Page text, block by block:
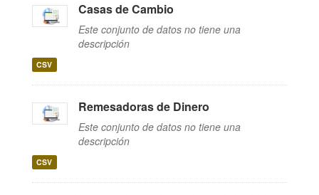
Casas de Cambio
Este conjunto de datos no tiene una
descripción
CSV
Remesadoras de Dinero
Este conjunto de datos no tiene una
descripción
CSV